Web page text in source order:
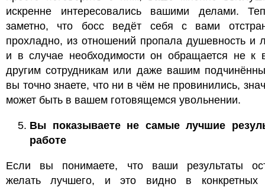
искренне интересовались вашими делами.
заметно, что босс ведёт себя с вами
прохладно, из отношений пропала душевность и
и в случае необходимости он обращается не к
другим сотрудникам или даже вашим
вы точно знаете, что ни в чём не провинились,
может быть в вашем готовящемся увольнении.
Вы показываете не самые лучшие
работе
Если вы понимаете, что ваши результаты
желать лучшего, и это видно в конкретных